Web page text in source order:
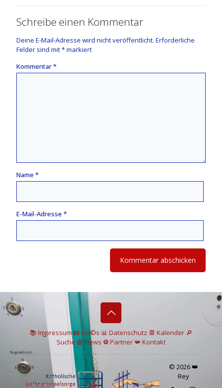
Schreibe einen Kommentar
Deine E-Mail-Adresse wird nicht veröffentlicht. Erforderliche
Felder sind mit*markiert
Kommentar*
Name *
E-Mail-Adresse *
📚 Impressum📸Fot©s 📊 Datenschutz 📆 Kalender 🔎
Suche 📘 News ⚽Partner📯Kontakt
© 2026 👑
Rey